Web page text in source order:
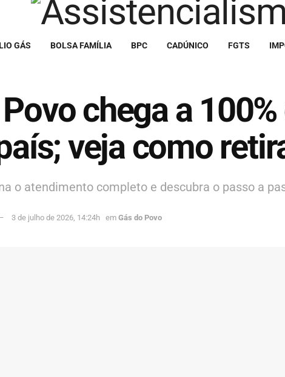
GÁS BOLSA FAMÍLIA BPC CADÚNICO FGTS
chega a
veja como
o atendimento completo e descubra o passo a
3 de julho de 2026, 14:24h em Gás do Povo